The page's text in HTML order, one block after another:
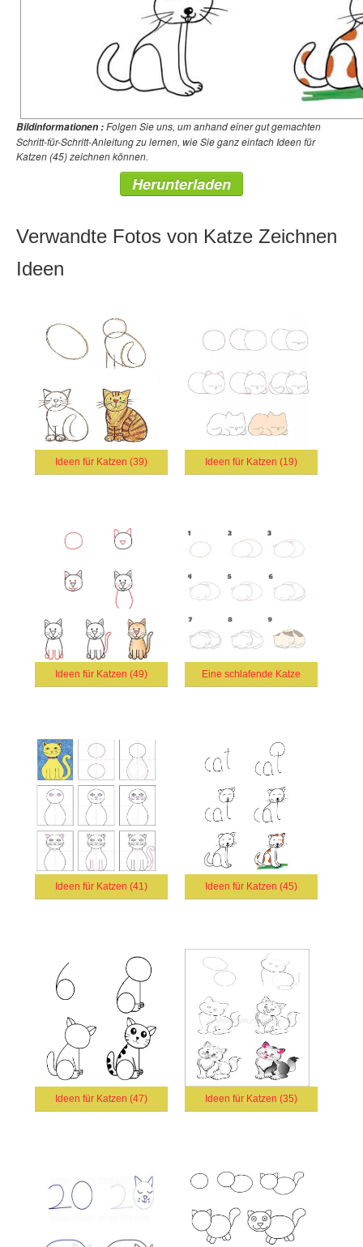
Bildinformationen :Folgen Sie uns, um anhand einer gut gemachten
Schritt-für-Schritt-Anleitung zu lernen, wie Sie ganz einfach Ideen für
Katzen (45) zeichnen können.
Herunterladen
Verwandte Fotos von Katze Zeichnen
Ideen
Ideen für Katzen (39) Ideen für Katzen (19)
Ideen für Katzen (49) Eine schlafende Katze
Ideen für Katzen (41) Ideen für Katzen (45)
Ideen für Katzen (47) Ideen für Katzen (35)